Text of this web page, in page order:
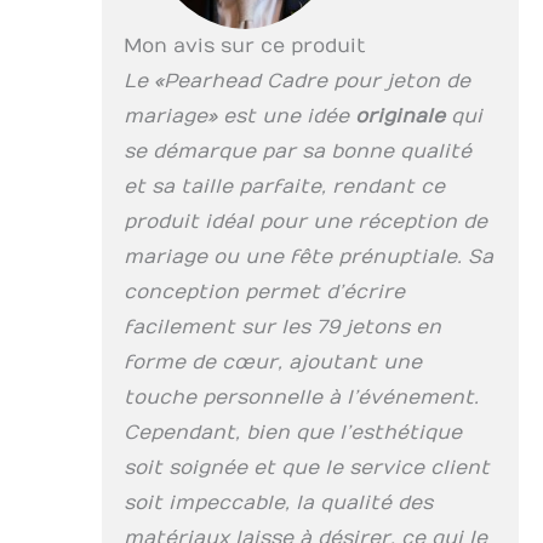
l'esthétique de votre
maison Le chevalet
fixation murale à
l'arrière offrent deux
façons de profiter de
Dimensions du
produit : cadre 38,1 x
38,1 x 1,3 cm (l x H x P)
// insert photo 12,1 x
12,1 cm (l x H)
Mon avis sur ce produit
Le « Pearhead Cadre pour jeton de
mariage » est une idée originalequi
se démarque par sa bonne qualité
et sa taille parfaite, rendant ce
produit idéal pour une réception de
mariage ou une fête prénuptiale. Sa
conception permet d’écrire
facilement sur les 79 jetons en
forme de cœur, ajoutant une
touche personnelle à l’événement.
Cependant, bien que l’esthétique
soit soignée et que le service client
soit impeccable, la qualité des